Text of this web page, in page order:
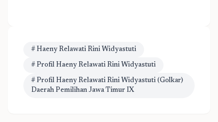
# Haeny Relawati Rini Widyastuti
# Profil Haeny Relawati Rini Widyastuti
# Profil Haeny Relawati Rini Widyastuti (Golkar)
Daerah Pemilihan Jawa Timur IX